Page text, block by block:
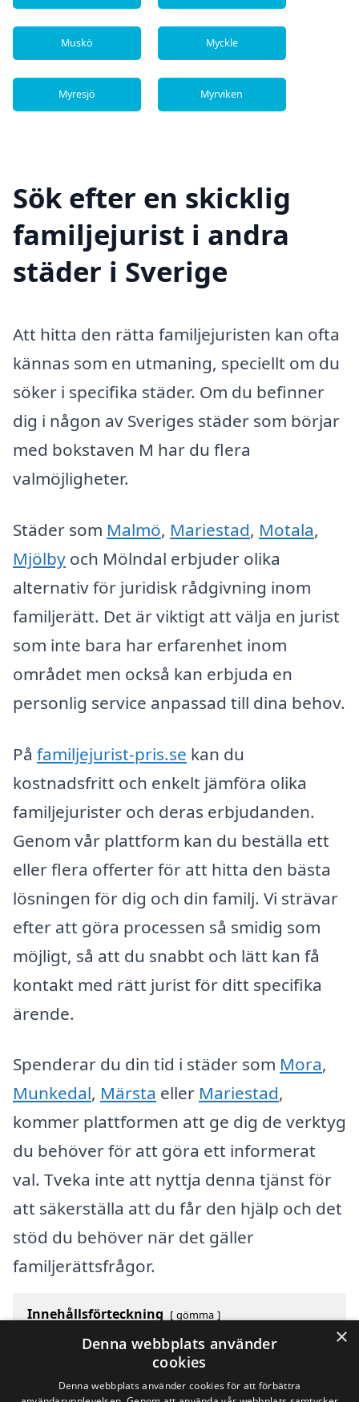
Muskö Myckle
Myresjö Myrviken
Sök efter en skicklig
familjejurist i andra
städer i Sverige
Att hitta den rätta familjejuristen kan ofta
kännas som en utmaning, speciellt om du
söker i specifika städer. Om du befinner
dig i någon av Sveriges städer som börjar
med bokstaven M har du flera
valmöjligheter.
Städer som Malmö, Mariestad, Motala,
Mjölby och Mölndal erbjuder olika
alternativ för juridisk rådgivning inom
familjerätt. Det är viktigt att välja en jurist
som inte bara har erfarenhet inom
området men också kan erbjuda en
personlig service anpassad till dina behov.
På familjejurist-pris.se kan du
kostnadsfritt och enkelt jämföra olika
familjejurister och deras erbjudanden.
Genom vår plattform kan du beställa ett
eller flera offerter för att hitta den bästa
lösningen för dig och din familj. Vi strävar
efter att göra processen så smidig som
möjligt, så att du snabbt och lätt kan få
kontakt med rätt jurist för ditt specifika
ärende.
Spenderar du din tid i städer som Mora,
Munkedal, Märsta eller Mariestad,
kommer plattformen att ge dig de verktyg
du behöver för att göra ett informerat
val. Tveka inte att nyttja denna tjänst för
att säkerställa att du får den hjälp och det
stöd du behöver när det gäller
familjerättsfrågor.
Innehållsförteckning gömma
Översikt över svenska städer som börjar med M
Sök efter en skicklig familjejurist i andra städer i
×
Denna webbplats använder
cookies
Denna webbplats använder cookies för att förbättra